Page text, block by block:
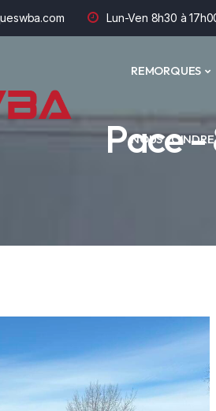
Lun-Ven 8h30 à
REMORQUES
NOUS JOINDRE
Pace -